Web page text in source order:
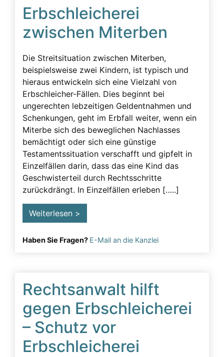
Erbschleicherei
zwischen Miterben
Die Streitsituation zwischen Miterben,
beispielsweise zwei Kindern, ist typisch und
hieraus entwickeln sich eine Vielzahl von
Erbschleicher-Fällen. Dies beginnt bei
ungerechten lebzeitigen Geldentnahmen und
Schenkungen, geht im Erbfall weiter, wenn ein
Miterbe sich des beweglichen Nachlasses
bemächtigt oder sich eine günstige
Testamentssituation verschafft und gipfelt in
Einzelfällen darin, dass das eine Kind das
Geschwisterteil durch Rechtsschritte
zurückdrängt. In Einzelfällen erleben […..]
Weiterlesen >
Haben Sie Fragen? E-Mail an die Kanzlei
Rechtsanwalt hilft
gegen Erbschleicherei
– Schutz vor
Erbschleicherei
Äußerer Tatbestand: Diffamierung von
Familienmitgliedern
Beeinflussung
Beeinflussung – unzulässig
Beeinflussung – Unzulässige – Alarmsignale
Beeinflussung unzulässig
Besuchsverbot
Betreuung
Demenz
Detektiv
Erblasser
Erbscheicherei aus dem sozialen Bereich des
Erblassers
Erbschleicher
Erbschleicher Alarmsignale
Erbschleichervideos
Erbunwürdigkeit
Ersatzansprüche
Familie